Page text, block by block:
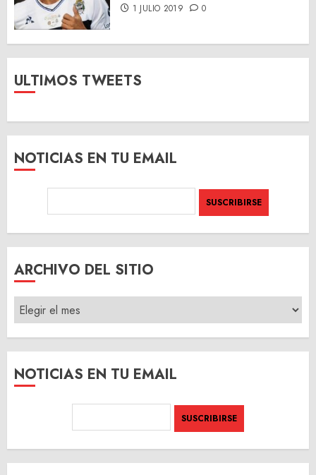
1 JULIO 2019 0
ULTIMOS TWEETS
NOTICIAS EN TU EMAIL
ARCHIVO DEL SITIO
ARCHIVO
DEL
SITIO
NOTICIAS EN TU EMAIL